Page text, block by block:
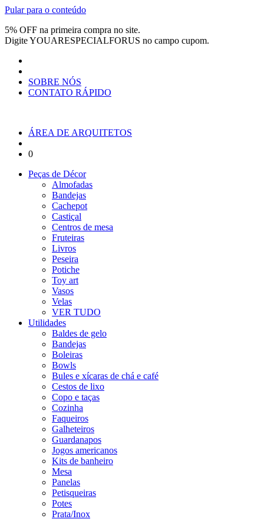
Pular para o conteúdo
5% OFF na primeira compra no site.
DigiteYOUARESPECIALFORUS no campo cupom.
SOBRE NÓS
CONTATO RÁPIDO
ÁREA DE ARQUITETOS
0
Peças de Décor
Almofadas
Bandejas
Cachepot
Castiçal
Centros de mesa
Fruteiras
Livros
Peseira
Potiche
Toy art
Vasos
Velas
VER TUDO
Utilidades
Baldes de gelo
Bandejas
Boleiras
Bowls
Bules e xícaras de chá e café
Cestos de lixo
Copo e taças
Cozinha
Faqueiros
Galheteiros
Guardanapos
Jogos americanos
Kits de banheiro
Mesa
Panelas
Petisqueiras
Potes
Prata/Inox